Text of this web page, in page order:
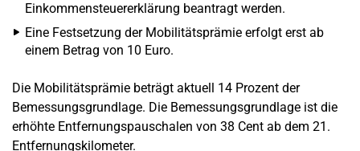
Einkommensteuererklärung beantragt werden.
Eine Festsetzung der Mobilitätsprämie erfolgt erst ab
einem Betrag von 10 Euro.
Die Mobilitätsprämie beträgt aktuell 14 Prozent der
Bemessungsgrundlage. Die Bemessungsgrundlage ist die
erhöhte Entfernungspauschalen von 38 Cent ab dem 21.
Entfernungskilometer.